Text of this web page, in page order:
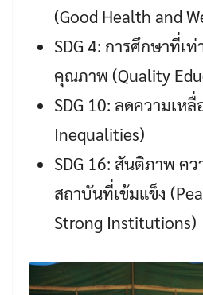
(Good Health and
SDG 4: การศึกษาที่เ
คุณภาพ (Quality
SDG 10: ลดความเห
Inequalities)
SDG 16: สันติภาพ ค
สถาบันที่เข้มแข็ง
Strong Institutions)